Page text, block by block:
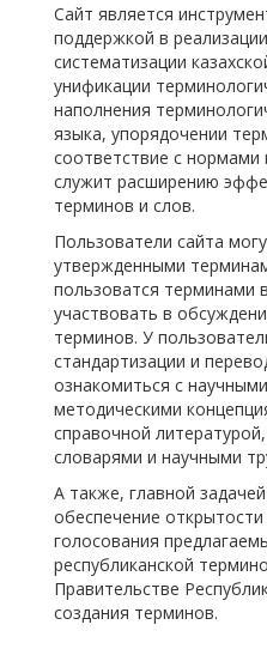
Сайт является
поддержкой в
систематизации
унификации
наполнения
языка, упорядочении
соответствие с нормами
служит расширению
терминов и слов.
Пользователи сайта
утвержденными
пользоватся терминами
участвовать в
терминов. У
стандартизации и
ознакомиться с
методическими
справочной
словарями и научными
А также, главной
обеспечение
голосования
республиканской
Правительстве
создания терминов.